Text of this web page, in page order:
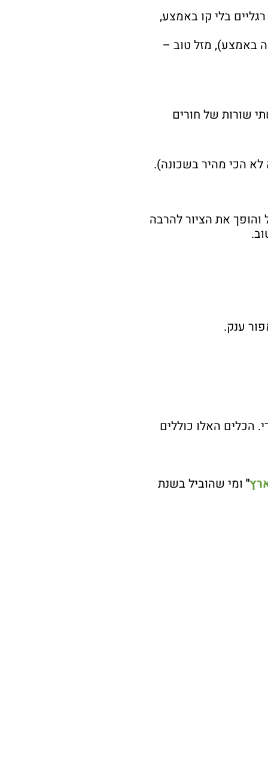
בלי קו באמצע,
באמצע), מזל טוב –
שורות של חורים
הכי מהיר בשכונה).
את הציור להרבה
ענק.
הכלים האלו כוללים
" ומי שהוביל בשנת